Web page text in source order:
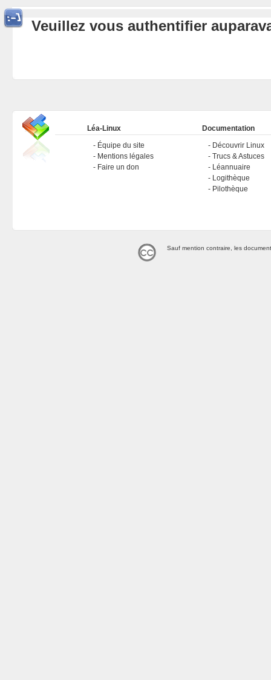
Veuillez vous authentifier
Léa-Linux
Équipe du site
Mentions légales
Faire un don
Documentation
Découvrir Linux
Trucs & Astuces
Léannuaire
Logithèque
Pilothèque
Sauf mention contraire, les